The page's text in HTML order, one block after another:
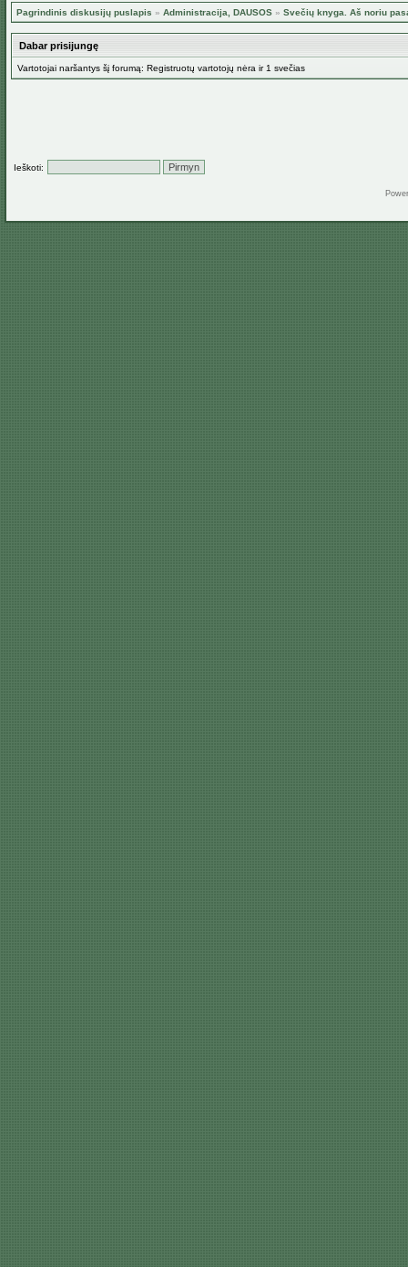
Pagrindinis diskusijų puslapis » Administracija, DAUSOS » Svečių knyga. Aš noriu
Dabar prisijungę
Vartotojai naršantys šį forumą: Registruotų vartotojų nėra ir 1 svečias
Ieškoti: